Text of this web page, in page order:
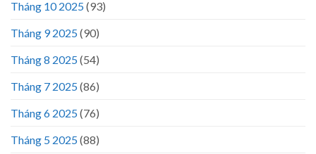
Tháng 10 2025(93)
Tháng 9 2025(90)
Tháng 8 2025(54)
Tháng 7 2025(86)
Tháng 6 2025(76)
Tháng 5 2025(88)